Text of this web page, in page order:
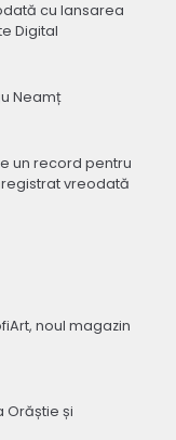
cu lansarea
Digital
Neamț
un record pentru
vreodată
noul magazin
Orăștie și